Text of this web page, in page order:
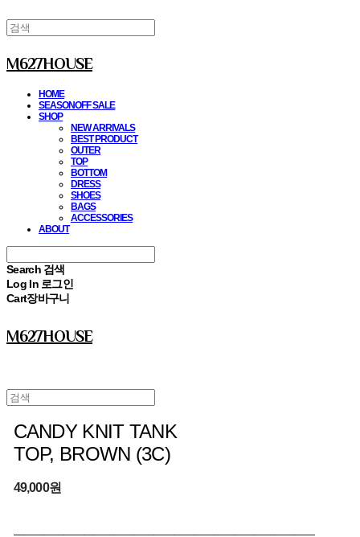
M627HOUSE
HOME
SEASONOFF SALE
SHOP
NEW ARRIVALS
BEST PRODUCT
OUTER
TOP
BOTTOM
DRESS
SHOES
BAGS
ACCESSORIES
ABOUT
Search 검색
Log In 로그인
Cart장바구니
M627HOUSE
CANDY KNIT TANK
TOP, BROWN (3C)
49,000원
――――――――――――――――――――――――――――――